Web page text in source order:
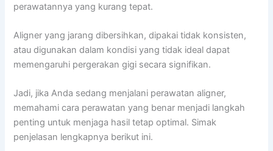
perawatannya yang kurang tepat.
Aligner yang jarang dibersihkan, dipakai tidak konsisten,
atau digunakan dalam kondisi yang tidak ideal dapat
memengaruhi pergerakan gigi secara signifikan.
Jadi, jika Anda sedang menjalani perawatan aligner,
memahami cara perawatan yang benar menjadi langkah
penting untuk menjaga hasil tetap optimal. Simak
penjelasan lengkapnya berikut ini.